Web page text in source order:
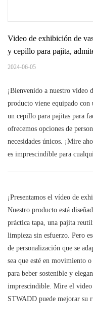
Video de exhibición de
y cepillo para pajita,
2024-06-05
¡Bienvenido a nuestro vídeo
producto viene equipado
un cepillo para pajitas para
ofrecemos opciones de
necesidades únicos. ¡Mire
es imprescindible para
¡Presentamos el vídeo de
Nuestro producto está
práctica tapa, una pajita
limpieza sin esfuerzo. Pero
de personalización que se
sea que esté en movimiento
para beber sostenible y
imprescindible. Mire el video
STWADD puede mejorar su